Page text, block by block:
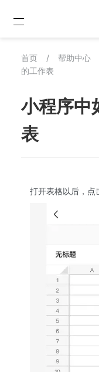
首页 / 帮助中心
的工作表
小程序中
表
打开表格以后，点